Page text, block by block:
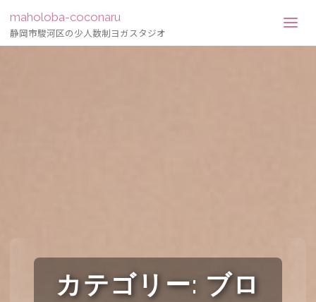
maholoba-coconaru
静岡市駿河区の少人数制ヨガスタジオ
カテゴリー: ブロ